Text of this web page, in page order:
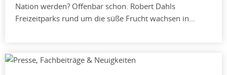
Nation werden? Offenbar schon. Robert Dahls
Freizeitparks rund um die süße Frucht wachsen in…